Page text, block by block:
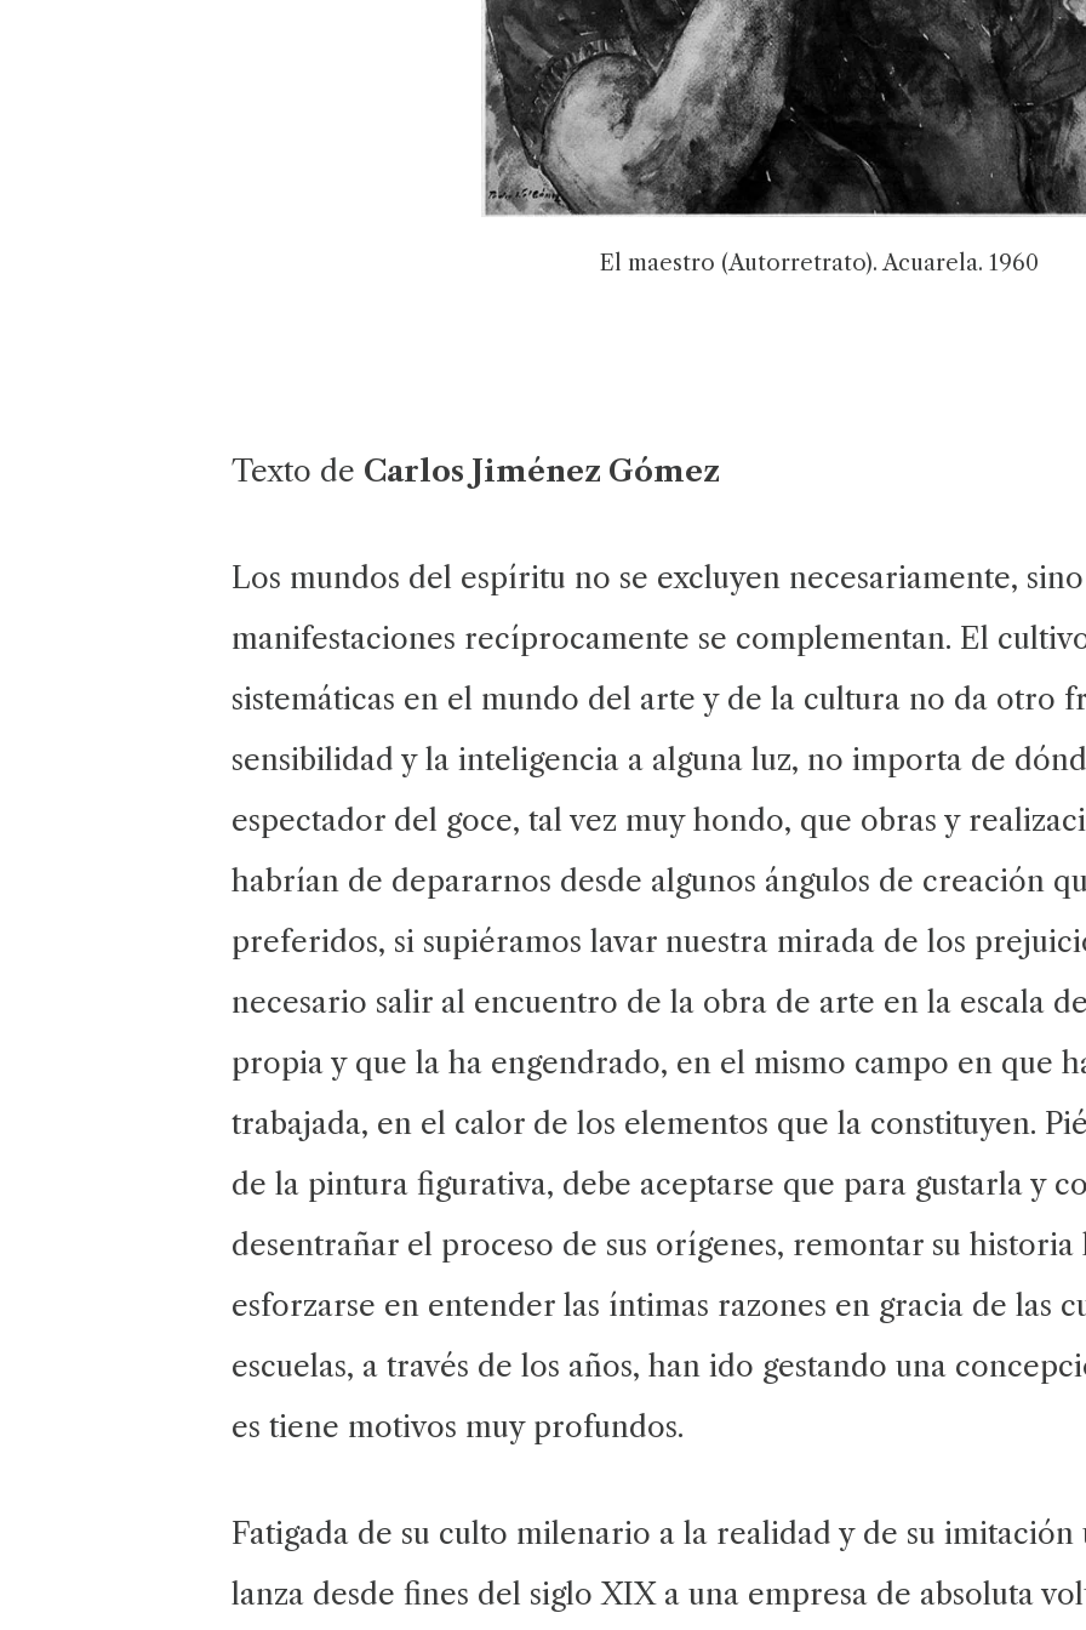
El maestro (Autorretrato). Acuarela. 1960
Texto de Carlos Jiménez Gómez
Los mundos del espíritu no se excluyen necesariamente, sino
manifestaciones recíprocamente se complementan. El
sistemáticas en el mundo del arte y de la cultura no da otro
sensibilidad y la inteligencia a alguna luz, no importa de
espectador del goce, tal vez muy hondo, que obras y
habrían de depararnos desde algunos ángulos de creación
preferidos, si supiéramos lavar nuestra mirada de los
necesario salir al encuentro de la obra de arte en la escala
propia y que la ha engendrado, en el mismo campo en que
trabajada, en el calor de los elementos que la constituyen.
de la pintura figurativa, debe aceptarse que para gustarla y
desentrañar el proceso de sus orígenes, remontar su historia
esforzarse en entender las íntimas razones en gracia de las
escuelas, a través de los años, han ido gestando una
es tiene motivos muy profundos.
Fatigada de su culto milenario a la realidad y de su
lanza desde fines del siglo XIX a una empresa de absoluta